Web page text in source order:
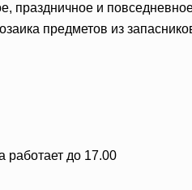
праздничное и
предметов из
работает до 17.00